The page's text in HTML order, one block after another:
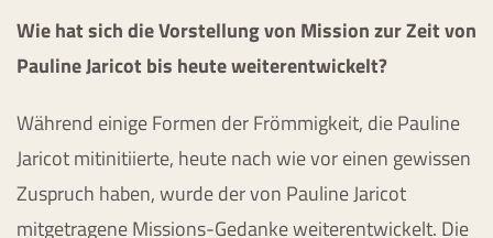
Wie hat sich die Vorstellung von Mission zur Zeit von
Pauline Jaricot bis heute weiterentwickelt?
Während einige Formen der Frömmigkeit, die Pauline
Jaricot mitinitiierte, heute nach wie vor einen gewissen
Zuspruch haben, wurde der von Pauline Jaricot
mitgetragene Missions-Gedanke weiterentwickelt. Die